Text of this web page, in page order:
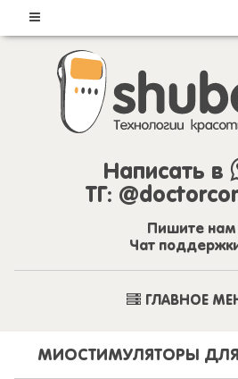
Написать в
ТГ:
Пишите нам
Чат
ГЛАВНОЕ
МИОСТИМУЛЯТОРЫ